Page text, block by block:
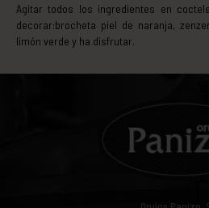
Agitar todos los ingredientes en
decorar:brocheta piel de naranja,
limón verde y ha disfrutar.